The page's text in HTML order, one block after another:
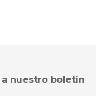
nuestro boletín